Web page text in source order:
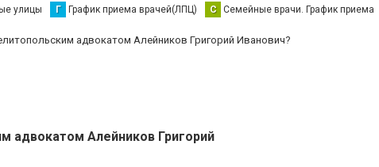
улицы Г График приема врачей(ЛПЦ) С Семейные врачи. График приема
адвокатом Алейников Григорий Иванович?
адвокатом Алейников Григорий